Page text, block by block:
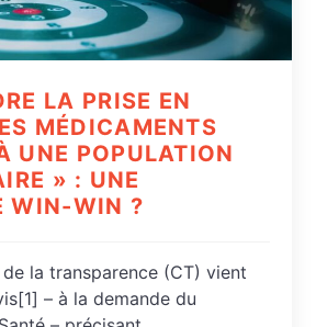
LA PRISE EN
MÉDICAMENTS
UNE POPULATION
» : UNE
WIN-WIN ?
la transparence (CT) vient
– à la demande du